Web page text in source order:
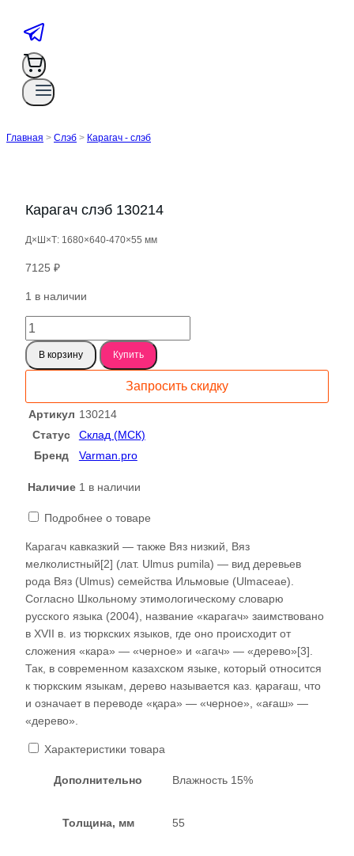
Главная > Слэб > Карагач - слэб
Карагач слэб 130214
Д×Ш×Т: 1680×640-470×55 мм
7125 ₽
1 в наличии
Количество
товара
Карагач
слэб
В корзину Купить
Запросить скидку
Артикул 130214
Статус
Склад (МСК)
Бренд
Varman.pro
Наличие 1 в наличии
Подробнее о товаре
Карагач кавказкий — также Вяз низкий, Вяз
мелколистный[2] (лат. Ulmus pumila) — вид деревьев
рода Вяз (Ulmus) семейства Ильмовые (Ulmaceae).
Согласно Школьному этимологическому словарю
русского языка (2004), название «карагач» заимствовано
в XVII в. из тюркских языков, где оно происходит от
сложения «кара» — «черное» и «агач» — «дерево»[3].
Так, в современном казахском языке, который относится
к тюркским языкам, дерево называется каз. қарағаш, что
и означает в переводе «қара» — «черное», «ағаш» —
«дерево».
Характеристики товара
Дополнительно Влажность 15%
Толщина, мм 55